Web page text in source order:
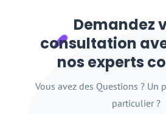
Demandez
consultation
nos experts
Vous avez des Questions ? Un
particulier ?